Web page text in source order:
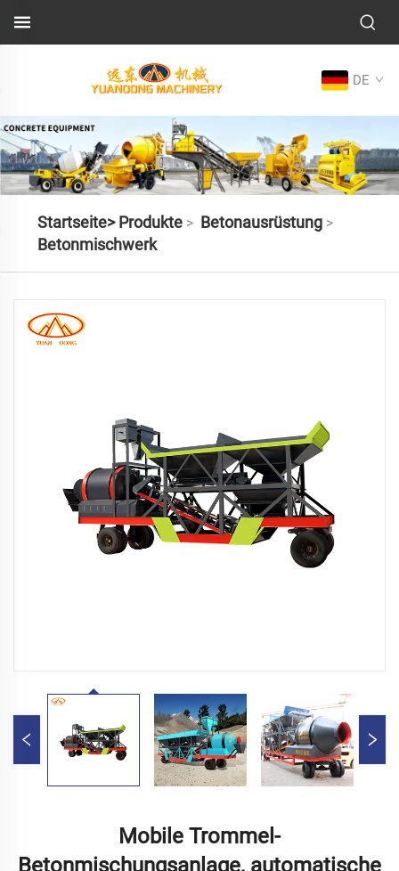
DE
Startseite> Produkte> Betonausrüstung>
Betonmischwerk
Mobile Trommel-
Betonmischungsanlage, automatische